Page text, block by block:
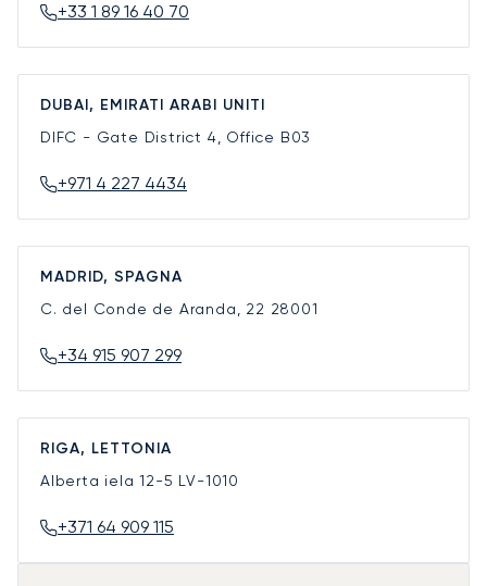
+33 1 89 16 40 70
DUBAI, EMIRATI ARABI UNITI
DIFC - Gate District 4, Office B03
+971 4 227 4434
MADRID, SPAGNA
C. del Conde de Aranda, 22 28001
+34 915 907 299
RIGA, LETTONIA
Alberta iela 12-5 LV-1010
+371 64 909 115